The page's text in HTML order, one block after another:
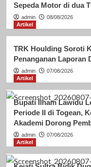
Sepeda Motor di dua
admin
08/08/2026
Artikel
TRK Houlding Soroti
Penanganan Laporan
admin
07/08/2026
Artikel
Bupati Ilham Lawidu
Periode II di Togean,
Akademi Dorong
admin
07/08/2026
Artikel